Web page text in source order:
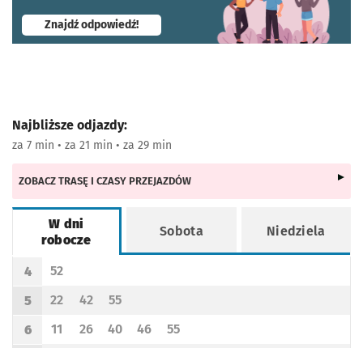
Znajdź odpowiedź!- otworzy się w nowej karcie
Najbliższe odjazdy:
za 7 min • za 21 min • za 29 min
ZOBACZ TRASĘ I CZASY PRZEJAZDÓW
W dni
robocze
Sobota Niedziela
Rozkład jazdy -
Godzina odjazdu
4
Odjazd
52
minut po godzinie 4
Godzina odjazdu
5
Odjazd
22
minut po godzinie 5
Odjazd
42
minut po godzinie 5
Odjazd
55
minut po godzinie 5
Godzina odjazdu
6
Odjazd
11
minut po godzinie 6
Odjazd
26
minut po godzinie 6
Odjazd
40
minut po godzinie 6
Odjazd
46
minut po godzinie 6
Odjazd
55
minut po godzinie 6